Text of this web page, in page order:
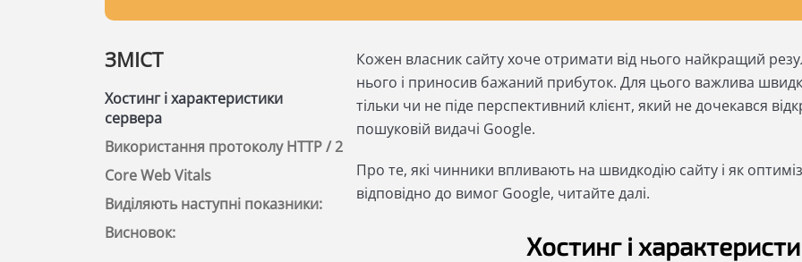
ЗМІСТ
Хостинг і характеристики
сервера
Використання протоколу HTTP / 2
Core Web Vitals
Виділяють наступні показники:
Висновок:
Кожен власник сайту хоче отримати від нього найкращий
нього і приносив бажаний прибуток. Для цього важлива
тільки чи не піде перспективний клієнт, який не дочекався
пошуковій видачі Google.
Про те, які чинники впливають на швидкодію сайту і як
відповідно до вимог Google, читайте далі.
Хостинг і